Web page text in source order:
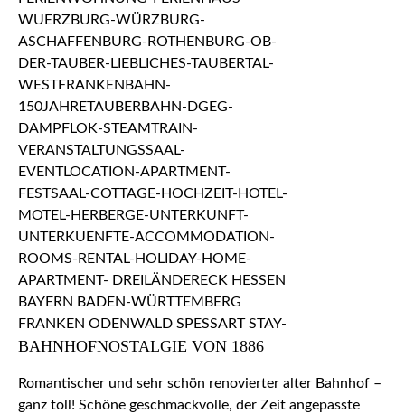
BAHNHOFNOSTALGIE VON 1886
Romantischer und sehr schön renovierter alter Bahnhof –
ganz toll! Schöne geschmackvolle, der Zeit angepasste